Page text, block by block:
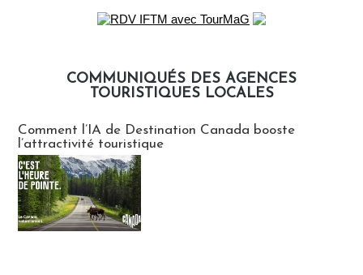
COMMUNIQUÉS DES AGENCES
TOURISTIQUES LOCALES
Comment l’IA de Destination Canada booste
l’attractivité touristique